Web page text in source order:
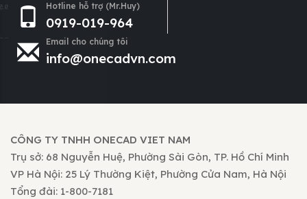
Hotline hỗ trợ (Mr.Huy)
0919-019-964
Email cho chúng tôi
info@onecadvn.com
CÔNG TY TNHH ONECAD VIET NAM
Trụ sở: 68 Nguyễn Huệ, Phường Sài Gòn, TP. Hồ Chí Minh
VP Hà Nội: 25 Lý Thường Kiệt, Phường Cửa Nam, Hà Nội
Tổng đài: 1-800-7181